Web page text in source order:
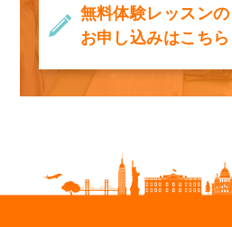
無料体験レッスンの
お申し込みはこちら